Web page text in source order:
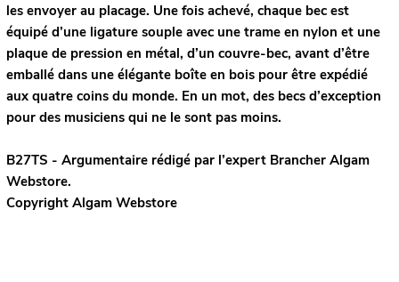
les envoyer au placage. Une fois achevé, chaque bec est
équipé d’une ligature souple avec une trame en nylon et une
plaque de pression en métal, d’un couvre-bec, avant d’être
emballé dans une élégante boîte en bois pour être expédié
aux quatre coins du monde. En un mot, des becs d’exception
pour des musiciens qui ne le sont pas moins.
B27TS - Argumentaire rédigé par l’expert BrancherAlgam
Webstore.
Copyright Algam Webstore